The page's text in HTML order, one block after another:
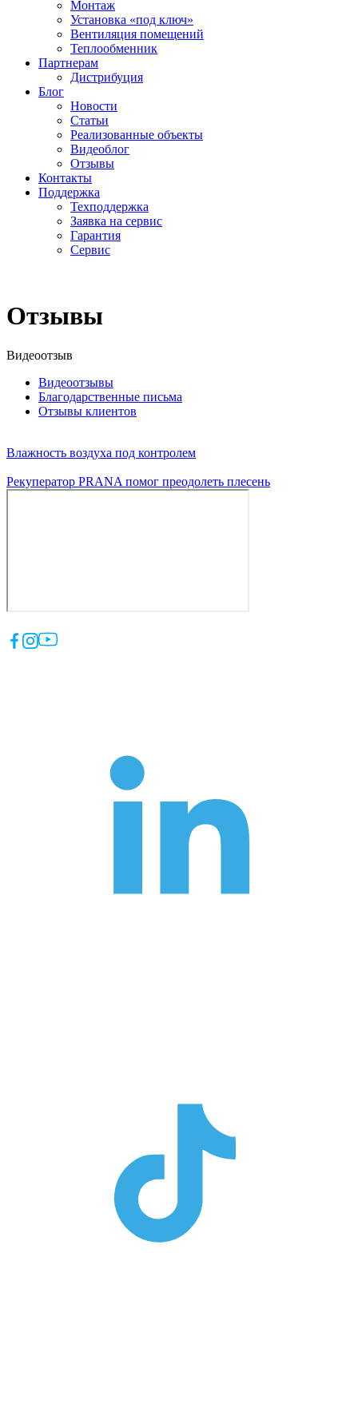
Монтаж
Установка «под ключ»
Вентиляция помещений
Теплообменник
Партнерам
Дистрибуция
Блог
Новости
Статьи
Реализованные объекты
Видеоблог
Отзывы
Контакты
Поддержка
Техподдержка
Заявка на сервис
Гарантия
Сервис
Отзывы
Видеоотзыв
Видеоотзывы
Благодарственные письма
Отзывы клиентов
Влажность воздуха под контролем
Рекуператор PRANA помог преодолеть плесень